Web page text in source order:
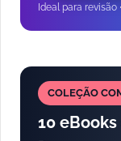
Ideal para revisão
COLEÇÃO
10